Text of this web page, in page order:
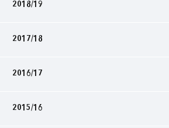
2018/19
2017/18
2016/17
2015/16